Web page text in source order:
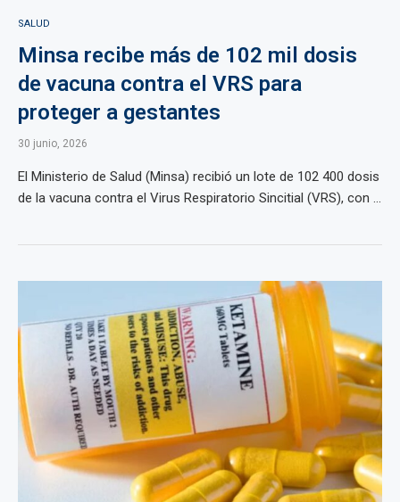
SALUD
Minsa recibe más de 102 mil dosis
de vacuna contra el VRS para
proteger a gestantes
30 junio, 2026
El Ministerio de Salud (Minsa) recibió un lote de 102 400 dosis
de la vacuna contra el Virus Respiratorio Sincitial (VRS), con ...